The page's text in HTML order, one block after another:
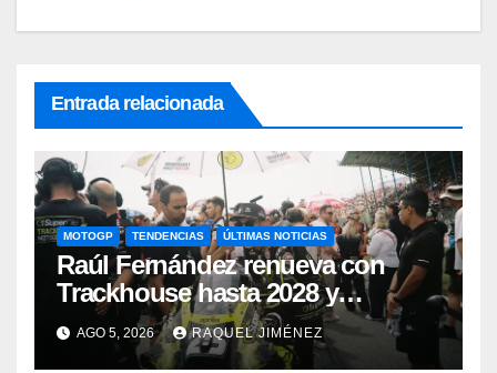
Entrada relacionada
MOTOGP TENDENCIAS ÚLTIMAS NOTICIAS
Raúl Fernández renueva con
Trackhouse hasta 2028 y
consolida su papel como una de
las piezas clave del proyecto de
AGO 5, 2026 RAQUEL JIMÉNEZ